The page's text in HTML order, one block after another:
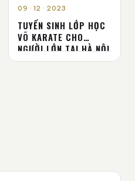
TUYỂN SINH
09 · 12 · 2023
TUYỂN SINH LỚP HỌC
VÕ KARATE CHO
NGƯỜI LỚN TẠI HÀ NỘI